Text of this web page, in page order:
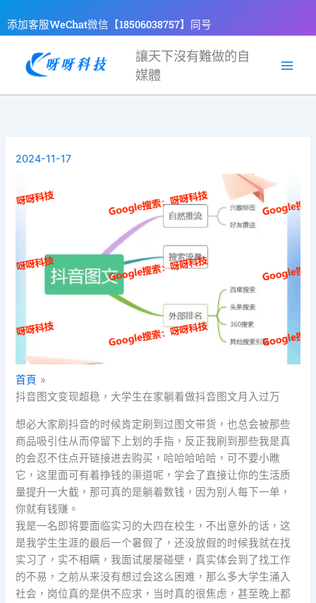
至
容
添加客服WeChat微信【18506038757】同号
讓天下沒有難做的自
媒體
2024-11-17
首頁
抖音图文变现超稳，大学生在家躺着做抖音图文月入过万
想必大家刷抖音的时候肯定刷到过图文带货，也总会被那些
商品吸引住从而停留下上划的手指，反正我刷到那些我是真
的会忍不住点开链接进去购买，哈哈哈哈哈，可不要小瞧
它，这里面可有着挣钱的渠道呢，学会了直接让你的生活质
量提升一大截，那可真的是躺着数钱，因为别人每下一单，
你就有钱赚。
我是一名即将要面临实习的大四在校生，不出意外的话，这
是我学生生涯的最后一个暑假了，还没放假的时候我就在找
实习了，实不相瞒，我面试屡屡碰壁，真实体会到了找工作
的不易，之前从来没有想过会这么困难，那么多大学生涌入
社会，岗位真的是供不应求，当时真的很焦虑，甚至晚上都